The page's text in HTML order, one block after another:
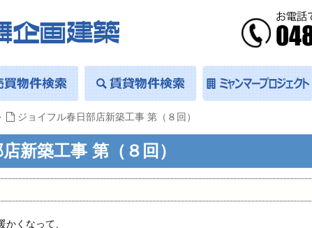
ジョイフル春日部店新築工事 第（８回）
新築工事 第（８回）
かくなって、